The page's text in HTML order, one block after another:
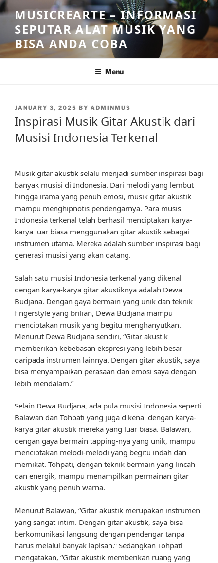
Skip
to
content
MUSICREARTE – INFORMASI
SEPUTAR ALAT MUSIK YANG
BISA ANDA COBA
Menu
POSTED
JANUARY 3, 2025 BY ADMINMUS
Inspirasi Musik Gitar Akustik dari
Musisi Indonesia Terkenal
Musik gitar akustik selalu menjadi sumber inspirasi bagi
banyak musisi di Indonesia. Dari melodi yang lembut
hingga irama yang penuh emosi, musik gitar akustik
mampu menghipnotis pendengarnya. Para musisi
Indonesia terkenal telah berhasil menciptakan karya-
karya luar biasa menggunakan gitar akustik sebagai
instrumen utama. Mereka adalah sumber inspirasi bagi
generasi musisi yang akan datang.
Salah satu musisi Indonesia terkenal yang dikenal
dengan karya-karya gitar akustiknya adalah Dewa
Budjana. Dengan gaya bermain yang unik dan teknik
fingerstyle yang brilian, Dewa Budjana mampu
menciptakan musik yang begitu menghanyutkan.
Menurut Dewa Budjana sendiri, “Gitar akustik
memberikan kebebasan ekspresi yang lebih besar
daripada instrumen lainnya. Dengan gitar akustik, saya
bisa menyampaikan perasaan dan emosi saya dengan
lebih mendalam.”
Selain Dewa Budjana, ada pula musisi Indonesia seperti
Balawan dan Tohpati yang juga dikenal dengan karya-
karya gitar akustik mereka yang luar biasa. Balawan,
dengan gaya bermain tapping-nya yang unik, mampu
menciptakan melodi-melodi yang begitu indah dan
memikat. Tohpati, dengan teknik bermain yang lincah
dan energik, mampu menampilkan permainan gitar
akustik yang penuh warna.
Menurut Balawan, “Gitar akustik merupakan instrumen
yang sangat intim. Dengan gitar akustik, saya bisa
berkomunikasi langsung dengan pendengar tanpa
harus melalui banyak lapisan.” Sedangkan Tohpati
mengatakan, “Gitar akustik memberikan ruang yang